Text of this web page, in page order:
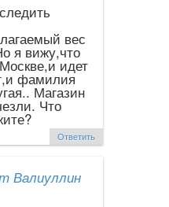
вес
я вижу,что
идет
фамилия
Магазин
Что
Ответить
Валиуллин